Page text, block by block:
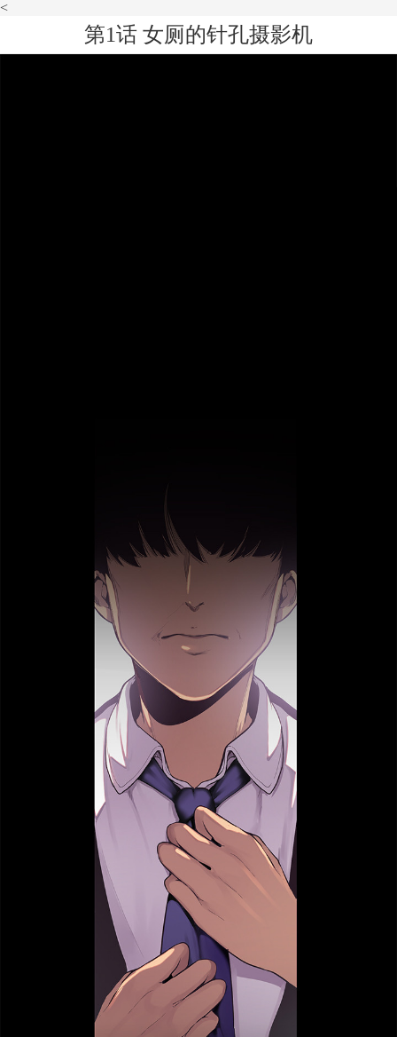
<
第1话 女厕的针孔摄影机